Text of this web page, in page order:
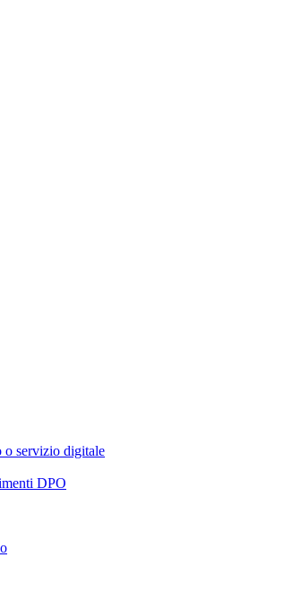
o servizio digitale
DPO